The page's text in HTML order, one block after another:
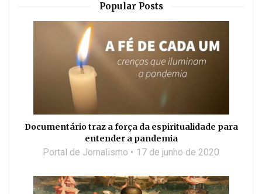
Popular Posts
Documentário traz a força da espiritualidade para
entender a pandemia
Portal de Jornalismo 17 de junho de 2020